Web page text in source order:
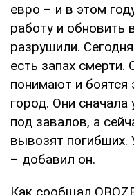
евро – и в этом
работу и обновить
разрушили.
есть запах смерти.
понимают и боятся
город. Они сначала
под завалов, а
вывозят погибших.
– добавил он.
Как сообщал